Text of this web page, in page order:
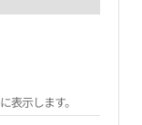
表示します。